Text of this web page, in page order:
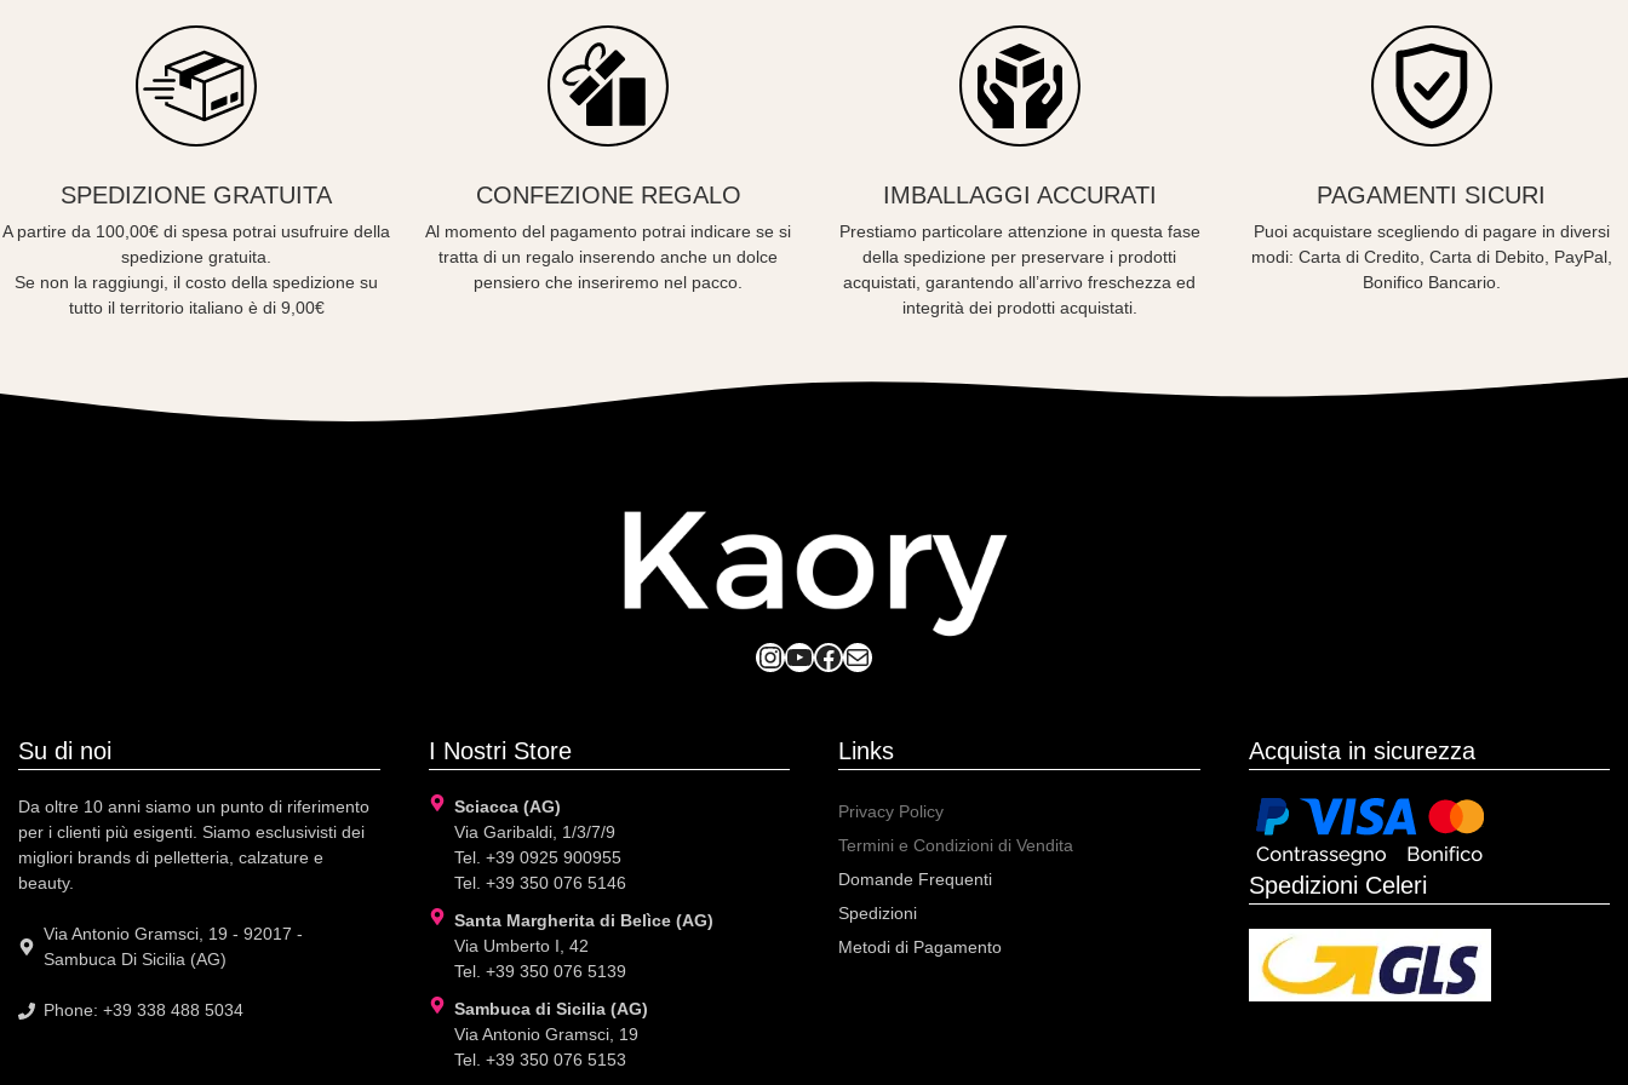
SPEDIZIONE GRATUITA
A partire da 100,00€ di spesa potrai usufruire della
spedizione gratuita.
Se non la raggiungi, il costo della spedizione su
tutto il territorio italiano è di 9,00€
CONFEZIONE REGALO
Al momento del pagamento potrai indicare se si
tratta di un regalo inserendo anche un dolce
pensiero che inseriremo nel pacco.
IMBALLAGGI ACCURATI
Prestiamo particolare attenzione in questa fase
della spedizione per preservare i prodotti
acquistati, garantendo all’arrivo freschezza ed
integrità dei prodotti acquistati.
PAGAMENTI SICURI
Puoi acquistare scegliendo di pagare in diversi
modi: Carta di Credito, Carta di Debito, PayPal,
Bonifico Bancario.
Instagram
YouTube
Facebook
Mail
Su di noi
Da oltre 10 anni siamo un punto di riferimento
per i clienti più esigenti. Siamo esclusivisti dei
migliori brands di pelletteria, calzature e
beauty.
Via Antonio Gramsci, 19 - 92017 -
Sambuca Di Sicilia (AG)
Phone: +39 338 488 5034
I Nostri Store
Sciacca (AG)
Via Garibaldi, 1/3/7/9
Tel. +39 0925 900955
Tel. +39 350 076 5146
Santa Margherita di Belìce (AG)
Via Umberto I, 42
Tel. +39 350 076 5139
Sambuca di Sicilia (AG)
Via Antonio Gramsci, 19
Tel. +39 350 076 5153
Links
Privacy Policy
Termini e Condizioni di Vendita
Domande Frequenti
Spedizioni
Metodi di Pagamento
Acquista in sicurezza
Spedizioni Celeri